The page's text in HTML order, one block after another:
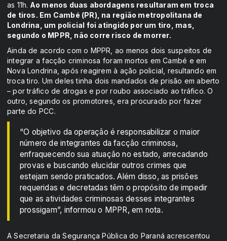
as 11h. Ao menos duas abordagens resultaram em troca
de tiros. Em Cambé (PR), na região metropolitana de
Londrina, um policial foi atingido por um tiro, mas,
segundo o MPPR, não corre risco de morrer.
Ainda de acordo com o MPPR, ao menos dois suspeitos de
integrar a facção criminosa foram mortos em Cambé e em
Nova Londrina, após reagirem à ação policial, resultando em
troca tiro. Um deles tinha dois mandados de prisão em aberto
– por tráfico de drogas e por roubo associado ao tráfico. O
outro, segundo os promotores, era procurado por fazer
parte do PCC.
“O objetivo da operação é responsabilizar o maior
número de integrantes da facção criminosa,
enfraquecendo sua atuação no estado, arrecadando
provas e buscando elucidar outros crimes que
estejam sendo praticados. Além disso, as prisões
requeridas e decretadas têm o propósito de impedir
que as atividades criminosas desses integrantes
prossigam”, informou o MPPR, em nota.
A Secretaria da Segurança Pública do Paraná acrescentou